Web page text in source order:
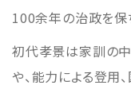
100余年の治政を保
初代孝景は家訓の
や、能力による登用